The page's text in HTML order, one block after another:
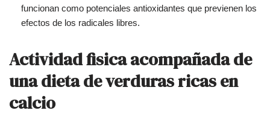
funcionan como potenciales antioxidantes que previenen los
efectos de los radicales libres.
Actividad fisica acompañada de
una dieta de verduras ricas en
calcio